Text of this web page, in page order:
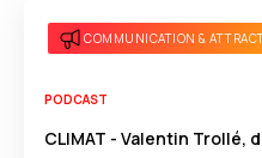
COMMUNICATION &
PODCAST
CLIMAT - Valentin Trollé,